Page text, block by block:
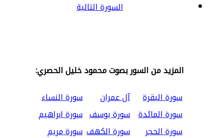
السورة التالية
المزيد من السور بصوت محمود خليل الحصري:
سورة البقرة
آل عمران
سورة النساء
سورة المائدة سورة يوسف سورة ابراهيم
سورة الحجر
سورة الكهف سورة مريم